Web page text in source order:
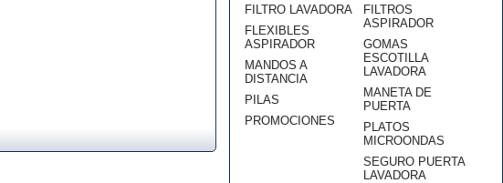
FILTRO LAVADORA
FLEXIBLES
ASPIRADOR
MANDOS A
DISTANCIA
PILAS
PROMOCIONES
FILTROS
ASPIRADOR
GOMAS
ESCOTILLA
LAVADORA
MANETA DE
PUERTA
PLATOS
MICROONDAS
SEGURO PUERTA
LAVADORA